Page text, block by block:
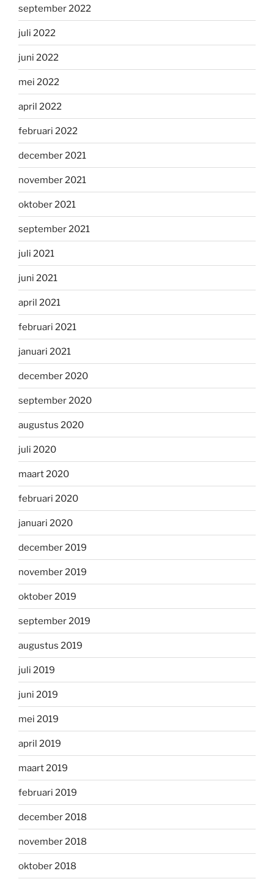
september 2022
juli 2022
juni 2022
mei 2022
april 2022
februari 2022
december 2021
november 2021
oktober 2021
september 2021
juli 2021
juni 2021
april 2021
februari 2021
januari 2021
december 2020
september 2020
augustus 2020
juli 2020
maart 2020
februari 2020
januari 2020
december 2019
november 2019
oktober 2019
september 2019
augustus 2019
juli 2019
juni 2019
mei 2019
april 2019
maart 2019
februari 2019
december 2018
november 2018
oktober 2018